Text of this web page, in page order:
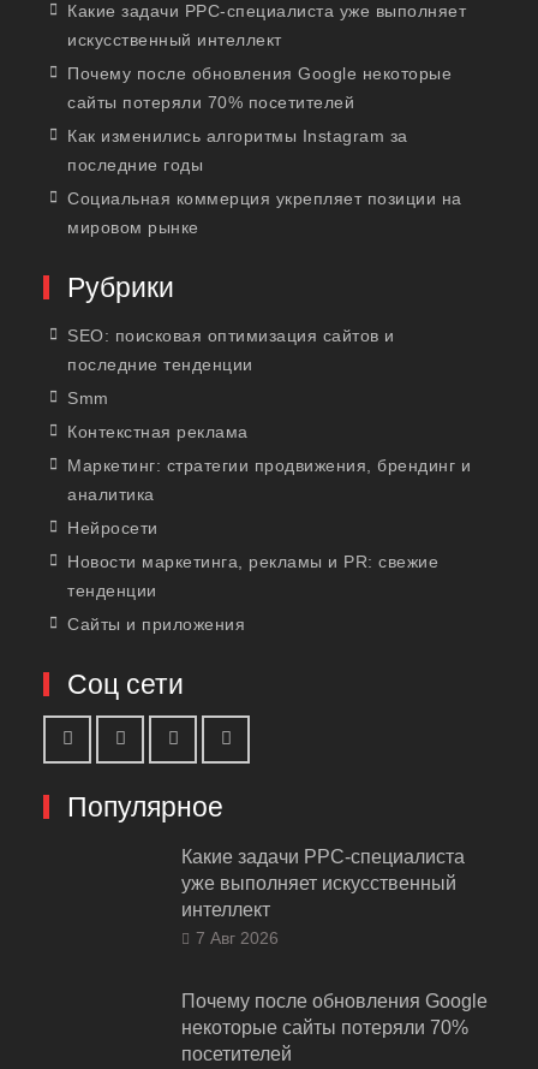
Какие задачи PPC-специалиста уже выполняет
искусственный интеллект
Почему после обновления Google некоторые
сайты потеряли 70% посетителей
Как изменились алгоритмы Instagram за
последние годы
Социальная коммерция укрепляет позиции на
мировом рынке
Рубрики
SEO: поисковая оптимизация сайтов и
последние тенденции
Smm
Контекстная реклама
Маркетинг: стратегии продвижения, брендинг и
аналитика
Нейросети
Новости маркетинга, рекламы и PR: свежие
тенденции
Сайты и приложения
Соц сети
Популярное
Какие задачи PPC-специалиста
уже выполняет искусственный
интеллект
7 Авг 2026
Почему после обновления Google
некоторые сайты потеряли 70%
посетителей